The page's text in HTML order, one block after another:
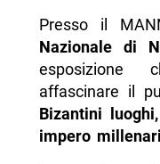
Presso il
Nazionale di
esposizione
affascinare il
Bizantini
impero